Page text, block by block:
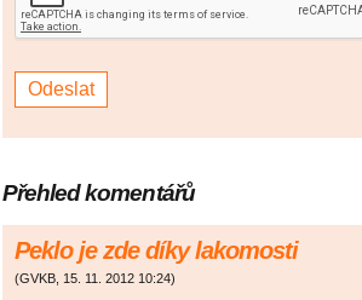
Přehled komentářů
Peklo je zde díky lakomosti
(GVKB 15. 11. 2012 10:24)